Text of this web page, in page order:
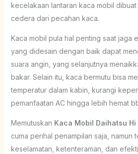
kecelakaan lantaran kaca mobil
cedera dari pecahan kaca.
Kaca mobil pula hal penting saat jaga
yang didesain dengan baik dapat
suara angin, yang selanjutnya
bakar. Selain itu, kaca bermutu bisa
temperatur dalam kabin, kurangi
pemanfaatan AC hingga lebih hemat
Memutuskan Kaca Mobil Daihatsu Hi
cuma perihal penampilan saja, namun
keselamatan, ketenteraman, dan